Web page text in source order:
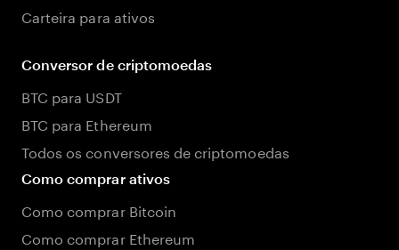
Carteira para ativos
Conversor de criptomoedas
BTC para USDT
BTC para Ethereum
Todos os conversores de criptomoedas
Como comprar ativos
Como comprar Bitcoin
Como comprar Ethereum